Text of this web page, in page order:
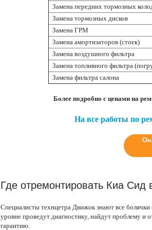
Замена передних тормозных
Замена тормозных дисков
Замена ГРМ
Замена амортизаторов (стоек)
Замена воздушного фильтра
Замена топливного фильтра
Замена фильтра салона
Более подробно с ценами на
На все работы по
Где отремонтировать Киа Сид
Специалисты технцетра Движок знают все
уровне проведут диагностику, найдут проблему
гарантию.